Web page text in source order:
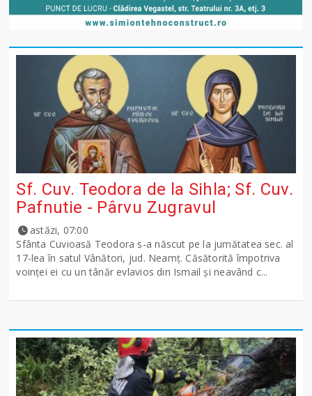
Sf. Cuv. Teodora de la Sihla; Sf. Cuv.
Pafnutie - Pârvu Zugravul
astăzi, 07:00
Sfânta Cuvioasă Teodora s-a născut pe la jumătatea sec. al
17-lea în satul Vânători, jud. Neamţ. Căsătorită împotriva
voinţei ei cu un tânăr evlavios din Ismail şi neavând c...